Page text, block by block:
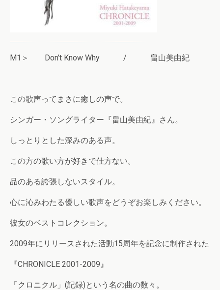
M1＞ Don’t Know Why / 畠山美由紀
この歌声ってまさに癒しの声で。
シンガー・ソングライター『畠山美由紀』さん。
しっとりとした深みのある声。
この方の歌い方が好きで仕方ない。
品のある誇張しないスタイル。
心に沁みわたる優しい歌声をどうぞお楽しみください。
彼女のベストコレクション。
2009年にリリースされた活動15周年を記念に制作された
『CHRONICLE 2001-2009』
「クロニクル」(記録)という名の曲の数々。